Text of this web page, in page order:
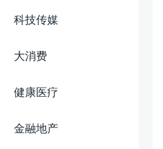
科技传媒
大消费
健康医疗
金融地产